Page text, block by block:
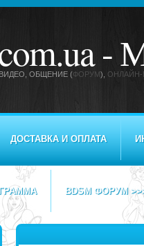
-
, ОБЩЕНИЕ (ФОРУМ), ОНЛАЙН-
ДОСТАВКА И ОПЛАТА
BDSM ФОРУМ